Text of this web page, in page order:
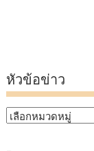
หัวข้อข่าว
หัวข้อ